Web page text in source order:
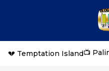
💔 Temptation Island📺